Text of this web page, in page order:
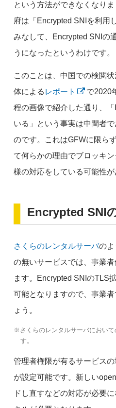
という方法ができなくなり
府は「Encrypted SNIを利用
みなして、Encrypted SNIの
うになったというわけです。
このことは、中国での検閲
体による レポート
で2020
程の画像で紹介した通り、
いる」という事実は中間者
のです。これはGFWに限ら
て何らかの理由でブロッキ
様の対応をしている可能性が
Encrypted SNI
さくらのレンタルサーバのよ
の無いサービスでは、事業
ます。Encrypted SNIのTLS
可能となりますので、事業
ょう。
※さくらのレンタルサーバにおい
す。
管理者権限が有るサービス
が設定可能です。新しい
ドし直すなどの対応が必要